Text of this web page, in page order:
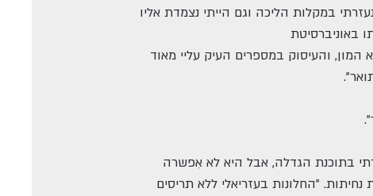
קמה. הוא נתן לי יד כמו לילדה קטנה ובבוליביה, למשל, טיפסנו לגובה 5,800 מטר. נעזרתי במקלות הליכה וגם הייתי נצמדת אליו
באוניברסיטת
המון, והעיסוק במספרים העיק עליי מאוד
בתוכנת הגדלה, אבל היא לא אִפשרה
"החלונות בעזריאלי ללא תריסים